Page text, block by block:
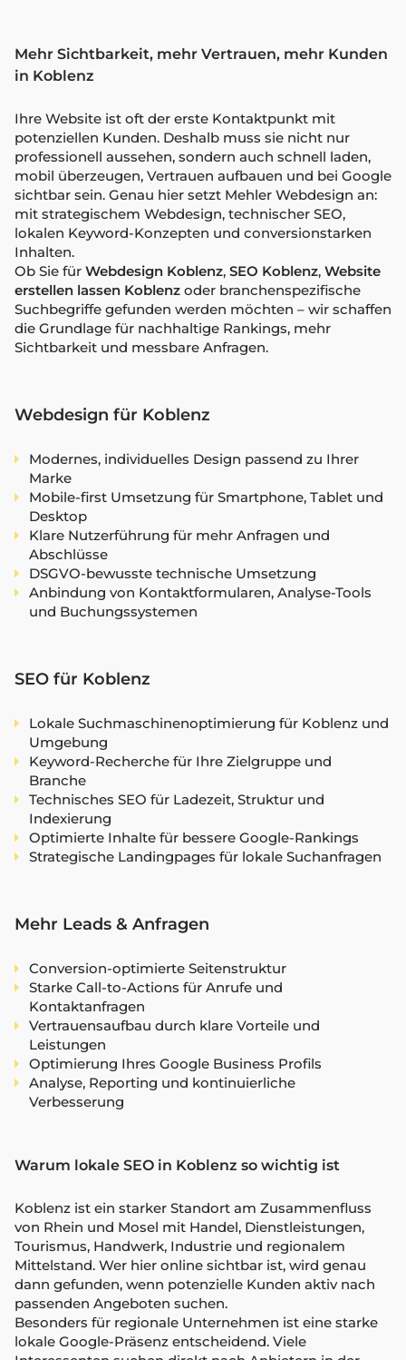
Mehr Sichtbarkeit, mehr Vertrauen, mehr Kunden
in Koblenz
Ihre Website ist oft der erste Kontaktpunkt mit
potenziellen Kunden. Deshalb muss sie nicht nur
professionell aussehen, sondern auch schnell laden,
mobil überzeugen, Vertrauen aufbauen und bei Google
sichtbar sein. Genau hier setzt Mehler Webdesign an:
mit strategischem Webdesign, technischer SEO,
lokalen Keyword-Konzepten und conversionstarken
Inhalten.
Ob Sie für Webdesign Koblenz, SEO Koblenz, Website
erstellen lassen Koblenz oder branchenspezifische
Suchbegriffe gefunden werden möchten – wir schaffen
die Grundlage für nachhaltige Rankings, mehr
Sichtbarkeit und messbare Anfragen.
Webdesign für Koblenz
Modernes, individuelles Design passend zu Ihrer
Marke
Mobile-first Umsetzung für Smartphone, Tablet und
Desktop
Klare Nutzerführung für mehr Anfragen und
Abschlüsse
DSGVO-bewusste technische Umsetzung
Anbindung von Kontaktformularen, Analyse-Tools
und Buchungssystemen
SEO für Koblenz
Lokale Suchmaschinenoptimierung für Koblenz und
Umgebung
Keyword-Recherche für Ihre Zielgruppe und
Branche
Technisches SEO für Ladezeit, Struktur und
Indexierung
Optimierte Inhalte für bessere Google-Rankings
Strategische Landingpages für lokale Suchanfragen
Mehr Leads & Anfragen
Conversion-optimierte Seitenstruktur
Starke Call-to-Actions für Anrufe und
Kontaktanfragen
Vertrauensaufbau durch klare Vorteile und
Leistungen
Optimierung Ihres Google Business Profils
Analyse, Reporting und kontinuierliche
Verbesserung
Warum lokale SEO in Koblenz so wichtig ist
Koblenz ist ein starker Standort am Zusammenfluss
von Rhein und Mosel mit Handel, Dienstleistungen,
Tourismus, Handwerk, Industrie und regionalem
Mittelstand. Wer hier online sichtbar ist, wird genau
dann gefunden, wenn potenzielle Kunden aktiv nach
passenden Angeboten suchen.
Besonders für regionale Unternehmen ist eine starke
lokale Google-Präsenz entscheidend. Viele